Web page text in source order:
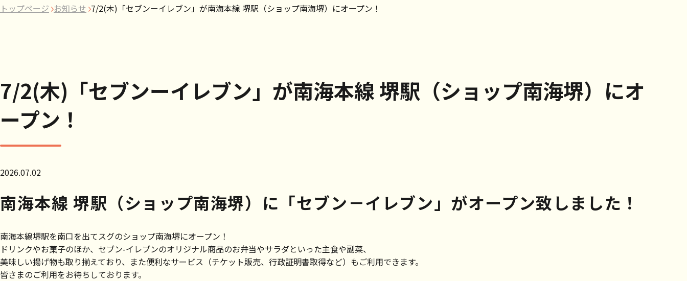
トップページ お知らせ 7/2(木)「セブンーイレブン」が南海本線 堺駅（ショップ南海堺）にオープン！
7/2(木)「セブンーイレブン」が南海本線 堺駅（ショップ南海堺）にオ
ープン！
2026.07.02
南海本線 堺駅（ショップ南海堺）に「セブン－イレブン」がオープン致しました！
南海本線堺駅を南口を出てスグのショップ南海堺にオープン！
ドリンクやお菓子のほか、セブン-イレブンのオリジナル商品のお弁当やサラダといった主食や副菜、
美味しい揚げ物も取り揃えており、また便利なサービス（チケット販売、行政証明書取得など）もご利用できます。
皆さまのご利用をお待ちしております。